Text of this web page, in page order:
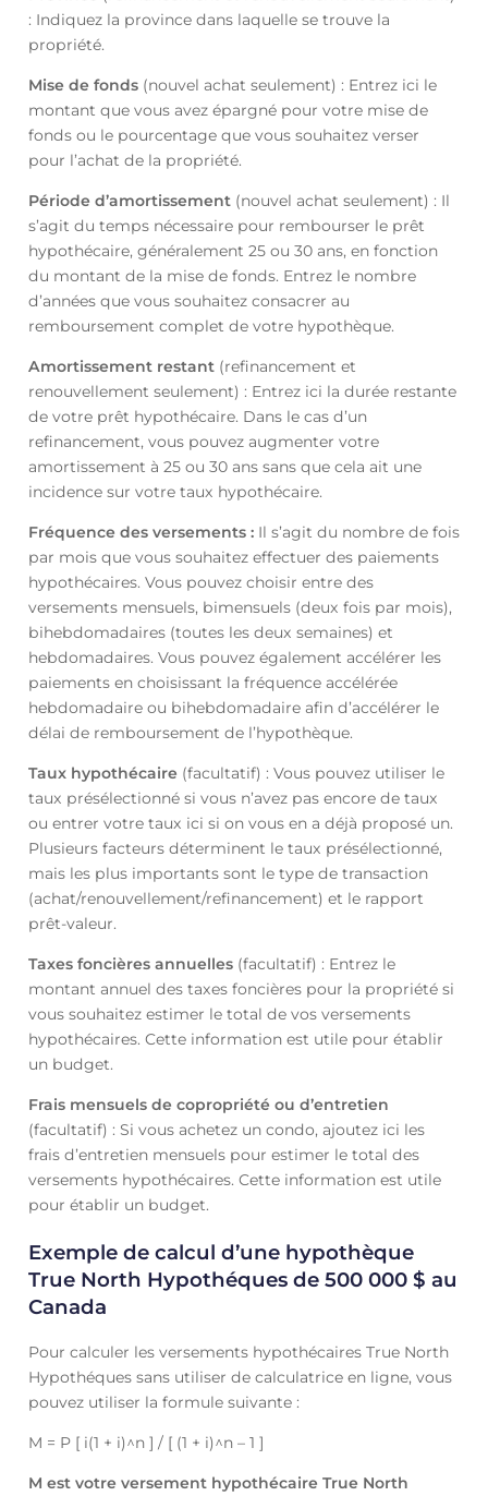
: Indiquez la province dans laquelle se trouve la
propriété.
Mise de fonds(nouvel achat seulement) : Entrez ici le
montant que vous avez épargné pour votre mise de
fonds ou le pourcentage que vous souhaitez verser
pour l’achat de la propriété.
Période d’amortissement(nouvel achat seulement) : Il
s’agit du temps nécessaire pour rembourser le prêt
hypothécaire, généralement 25 ou 30 ans, en fonction
du montant de la mise de fonds. Entrez le nombre
d’années que vous souhaitez consacrer au
remboursement complet de votre hypothèque.
Amortissement restant(refinancement et
renouvellement seulement) : Entrez ici la durée restante
de votre prêt hypothécaire. Dans le cas d’un
refinancement, vous pouvez augmenter votre
amortissement à 25 ou 30 ans sans que cela ait une
incidence sur votre taux hypothécaire.
Fréquence des versements :Il s’agit du nombre de fois
par mois que vous souhaitez effectuer des paiements
hypothécaires. Vous pouvez choisir entre des
versements mensuels, bimensuels (deux fois par mois),
bihebdomadaires (toutes les deux semaines) et
hebdomadaires. Vous pouvez également accélérer les
paiements en choisissant la fréquence accélérée
hebdomadaire ou bihebdomadaire afin d’accélérer le
délai de remboursement de l’hypothèque.
Taux hypothécaire (facultatif) : Vous pouvez utiliser le
taux présélectionné si vous n’avez pas encore de taux
ou entrer votre taux ici si on vous en a déjà proposé un.
Plusieurs facteurs déterminent le taux présélectionné,
mais les plus importants sont le type de transaction
(achat/renouvellement/refinancement) et le rapport
prêt-valeur.
Taxes foncières annuelles(facultatif) : Entrez le
montant annuel des taxes foncières pour la propriété si
vous souhaitez estimer le total de vos versements
hypothécaires. Cette information est utile pour établir
un budget.
Frais mensuels de copropriété ou d’entretien
(facultatif) : Si vous achetez un condo, ajoutez ici les
frais d’entretien mensuels pour estimer le total des
versements hypothécaires. Cette information est utile
pour établir un budget.
Exemple de calcul d’une hypothèque
True North Hypothéques de 500 000 $ au
Canada
Pour calculer les versements hypothécaires True North
Hypothéques sans utiliser de calculatrice en ligne, vous
pouvez utiliser la formule suivante :
M = P [ i(1 + i)^n ] / [ (1 + i)^n – 1 ]
M est votre versement hypothécaire True North